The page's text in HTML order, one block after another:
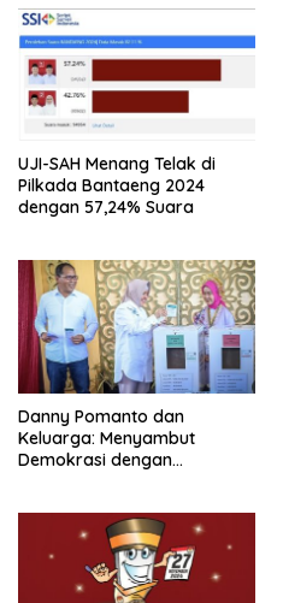
UJI-SAH Menang Telak di
Pilkada Bantaeng 2024
dengan 57,24% Suara
Danny Pomanto dan
Keluarga: Menyambut
Demokrasi dengan